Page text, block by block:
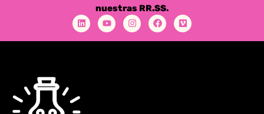
nuestras RR.SS.